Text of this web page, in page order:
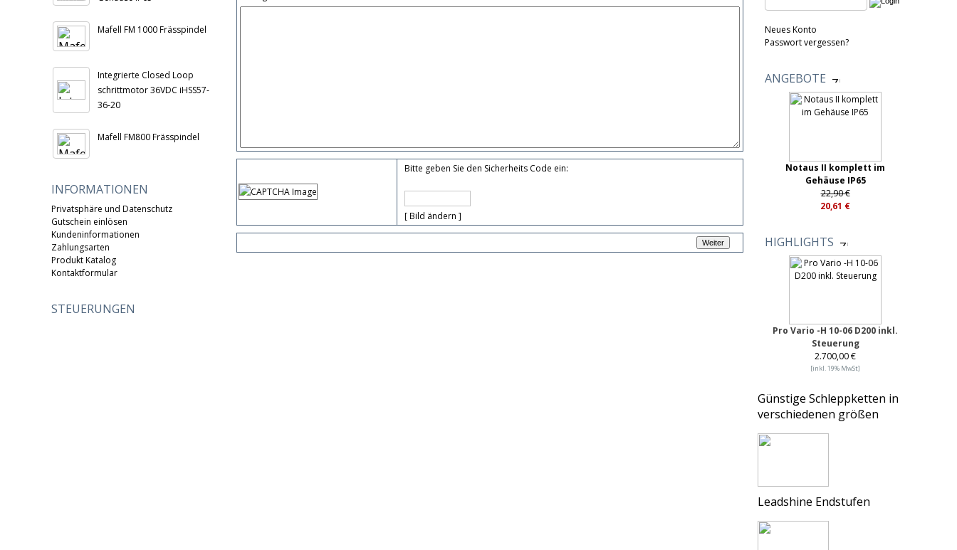
Mafell FM 1000 Frässpindel
Integrierte Closed Loop
schrittmotor 36VDC iHSS57-
36-20
Mafell FM800 Frässpindel
INFORMATIONEN
Privatsphäre und Datenschutz
Gutschein einlösen
Kundeninformationen
Zahlungsarten
Produkt Katalog
Kontaktformular
STEUERUNGEN
Bitte geben Sie den Sicherheits Code ein:
[ Bild ändern ]
Neues Konto
Passwort vergessen?
ANGEBOTE
Notaus II komplett im
Gehäuse IP65
22,90 €
20,61 €
HIGHLIGHTS
Pro Vario -H 10-06 D200 inkl.
Steuerung
2.700,00 €
[inkl. 19% MwSt]
Günstige Schleppketten in
verschiedenen größen
Leadshine Endstufen